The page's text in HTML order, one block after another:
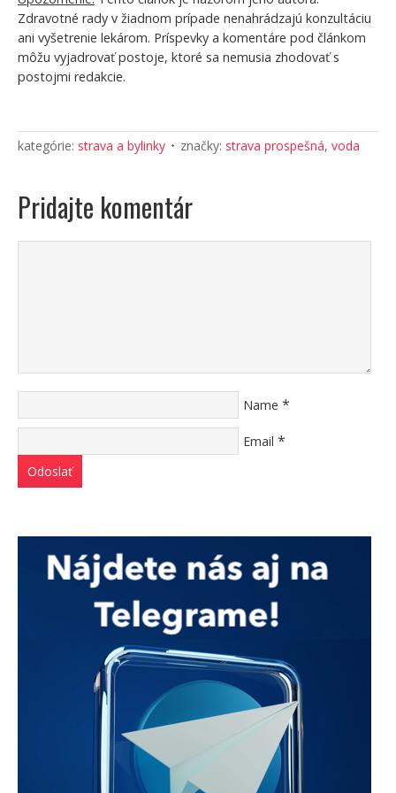
Zdravotné rady v žiadnom prípade nenahrádzajú konzultáciu
ani vyšetrenie lekárom. Príspevky a komentáre pod článkom
môžu vyjadrovať postoje, ktoré sa nemusia zhodovať s
postojmi redakcie.
kategórie: strava a bylinky značky: strava prospešná, voda
Pridajte komentár
Name *
Email *